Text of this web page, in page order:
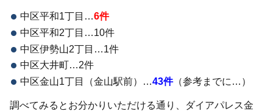
中区平和1丁目…6件
中区平和2丁目…10件
中区伊勢山2丁目…1件
中区大井町…2件
中区金山1丁目（金山駅前）…43件（参考までに…）
調べてみるとお分かりいただける通り、ダイアパレス金